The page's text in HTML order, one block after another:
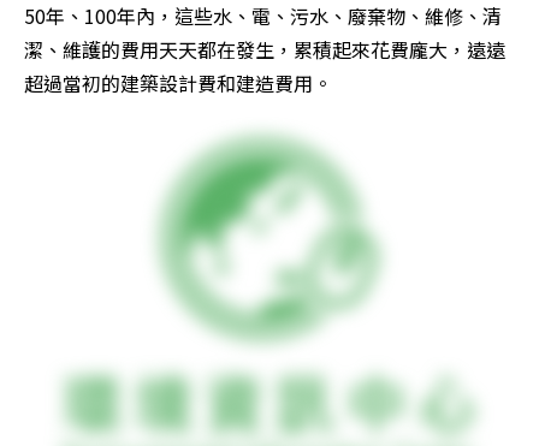
50年、100年內，這些水、電、污水、廢棄物、維修、清
潔、維護的費用天天都在發生，累積起來花費龐大，遠遠
超過當初的建築設計費和建造費用。